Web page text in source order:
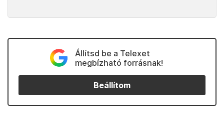
Állítsd be a Telexet
megbízható forrásnak!
Beállítom